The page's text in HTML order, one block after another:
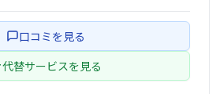
服をシェアできます。
口コミを見る
代替サービスを見る